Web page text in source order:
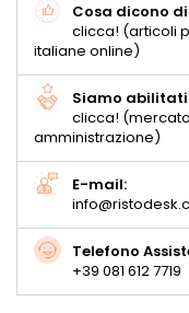
Cosa dicono
clicca! (articoli
italiane online)
Siamo abilitati
clicca!
amministrazione)
E-mail:
Telefono
+39 081 612 7719